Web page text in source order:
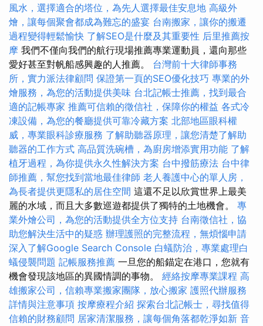
風水，選擇適合的塔位，為先人選擇最佳安息地 高級外
燴，讓每個聚會都成為難忘的盛宴 台南搬家，讓你的搬遷
過程變得輕鬆愉快 了解SEO是什麼及其重要性 后里推薦按
摩 我們不僅向我們的航行現場推薦專業運動員，還向那些
愛好甚至對帆船感興趣的人推薦。 台灣前十大律師事務
所，實力派法律顧問 保證第一頁的SEO優化技巧 專業的外
燴服務，為您的活動提供美味 台北記帳士推薦，找到最合
適的記帳專家 推薦可信賴的徵信社，保障你的權益 各式冷
凍設備，為您的餐廳提供可靠冷藏方案 北部地區眼科權
威，專業眼科診療服務 了解助聽器原理，讓您清楚了解助
聽器的工作方式 高品質洗碗槽，為廚房增添實用功能 了解
植牙過程，為你提供永久性解決方案 台中撥筋療法 台中律
師推薦，幫您找到當地最佳律師 老人養護中心的單人房，
為長者提供更隱私的居住空間 這還不足以欣賞世界上最美
麗的水域，而且大多數巡遊都提供了獨特的土地機會。 專
業外燴公司，為您的活動提供全方位支持 台南徵信社，協
助您解決生活中的疑惑 辦理護照的完整流程，無煩惱申請
深入了解Google Search Console 白蟻防治，專業處理白
蟻侵襲問題 記帳服務推薦 一旦您的船錨定在港口，您就有
機會發現該地區的異國情調的事物。 經絡按摩專業課程 高
雄搬家公司，信賴專業搬家團隊，放心搬家 護照代辦服務
詳情與注意事項 按摩療程介紹 探索台北記帳士，尋找值得
信賴的財務顧問 居家清潔服務，讓每個角落都乾淨如新 音